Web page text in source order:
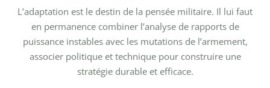
L’adaptation est le destin de la pensée militaire. Il lui faut
en permanence combiner l’analyse de rapports de
puissance instables avec les mutations de l’armement,
associer politique et technique pour construire une
stratégie durable et efficace.